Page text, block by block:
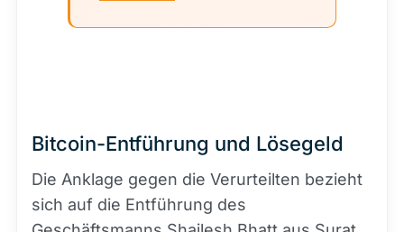
Bitcoin-Entführung und Lösegeld
Die Anklage gegen die Verurteilten bezieht
sich auf die Entführung des